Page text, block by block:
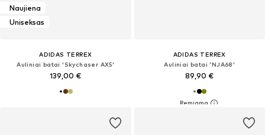
Naujiena
Uniseksas
ADIDAS TERREX
Auliniai batai 'Skychaser AX5'
139,00 €
ADIDAS TERREX
Auliniai batai 'NJA68'
89,90 €